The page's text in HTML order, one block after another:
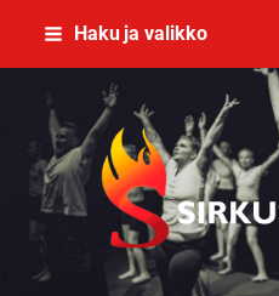
Siirry
Haku ja valikko